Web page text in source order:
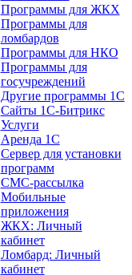
Программы для ЖКХ
Программы для
ломбардов
Программы для НКО
Программы для
госучреждений
Другие программы 1С
Сайты 1С-Битрикс
Услуги
Аренда 1С
Сервер для установки
программ
СМС-рассылка
Мобильные
приложения
ЖКХ: Личный
кабинет
Ломбард: Личный
кабинет